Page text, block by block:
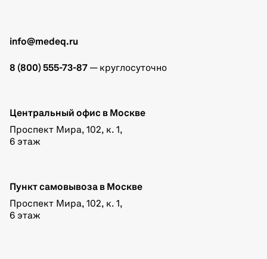
info@medeq.ru
8 (800) 555-73-87 — круглосуточно
Центральный офис в Москве
Проспект Мира, 102, к. 1,
6 этаж
Пункт самовывоза в Москве
Проспект Мира, 102, к. 1,
6 этаж